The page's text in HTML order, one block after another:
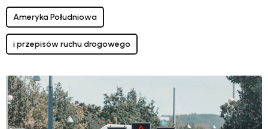
Ameryka Południowa
i przepisów ruchu drogowego